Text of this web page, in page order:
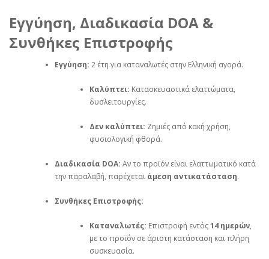
Εγγύηση, Διαδικασία DOA &
Συνθήκες Επιστροφής
Εγγύηση: 2 έτη για καταναλωτές στην Ελληνική αγορά.
Καλύπτει: Κατασκευαστικά ελαττώματα,
δυσλειτουργίες.
Δεν καλύπτει: Ζημιές από κακή χρήση,
φυσιολογική φθορά.
Διαδικασία DOA: Αν το προϊόν είναι ελαττωματικό κατά
την παραλαβή, παρέχεται άμεση αντικατάσταση.
Συνθήκες Επιστροφής:
Καταναλωτές: Επιστροφή εντός14 ημερών,
με το προϊόν σε άριστη κατάσταση και πλήρη
συσκευασία.